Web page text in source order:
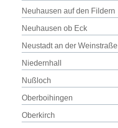
Neuhausen auf den Fildern
Neuhausen ob Eck
Neustadt an der Weinstraße
Niedernhall
Nußloch
Oberboihingen
Oberkirch